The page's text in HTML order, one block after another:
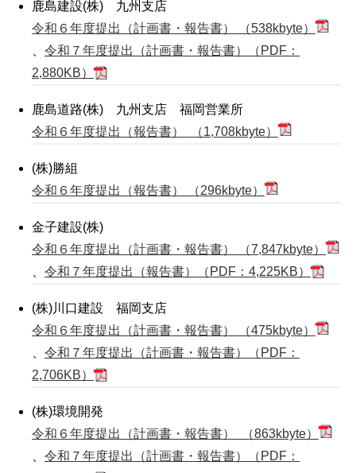
鹿島建設(株) 九州支店
令和６年度提出（計画書・報告書） （538kbyte）
令和７年度提出（計画書・報告書）（PDF：
2,880KB）
鹿島道路(株) 九州支店 福岡営業所
令和６年度提出（報告書） （1,708kbyte）
(株)勝組
令和６年度提出（報告書） （296kbyte）
金子建設(株)
令和６年度提出（計画書・報告書） （7,847kbyte）
令和７年度提出（報告書）（PDF：4,225KB）
(株)川口建設 福岡支店
令和６年度提出（計画書・報告書） （475kbyte）
令和７年度提出（計画書・報告書）（PDF：
2,706KB）
(株)環境開発
令和６年度提出（計画書・報告書） （863kbyte）
令和７年度提出（計画書・報告書）（PDF：